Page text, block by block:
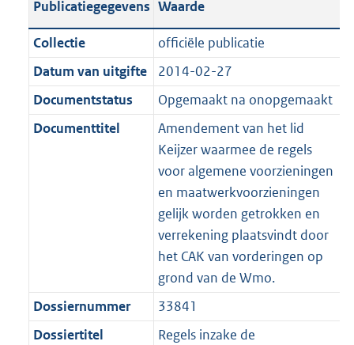
i
e
i
n
f
3
K
b
t
i
e
i
n
:
K
b
a
t
i
e
i
e
4
K
b
c
a
t
i
e
t
t
:
2
K
a
n
d
s
g
r
o
o
t
t
e
:
2
K
a
n
d
s
g
r
o
o
t
t
e
:
2
b
Publicatiegegevens Waarde
Collectie
officiële publicatie
Datum van uitgifte
2014-02-27
Documentstatus
Opgemaakt na onopgemaakt
Documenttitel
Amendement van het lid
Keijzer waarmee de regels
voor algemene voorzieningen
en maatwerkvoorzieningen
gelijk worden getrokken en
verrekening plaatsvindt door
het CAK van vorderingen op
grond van de Wmo.
Dossiernummer
33841
Dossiertitel
Regels inzake de